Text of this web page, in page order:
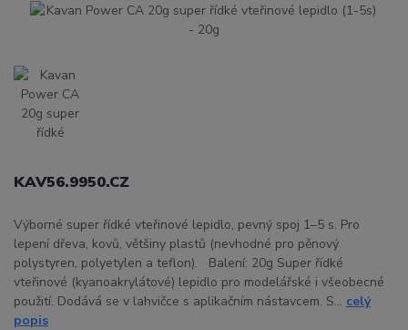
KAV56.9950.CZ
Výborné super řídké vteřinové lepidlo, pevný spoj 1–5 s. Pro
lepení dřeva, kovů, většiny plastů (nevhodné pro pěnový
polystyren, polyetylen a teflon). Balení: 20g Super řídké
vteřinové (kyanoakrylátové) lepidlo pro modelářské i všeobecné
použití. Dodává se v lahvičce s aplikačním nástavcem. S... celý
popis